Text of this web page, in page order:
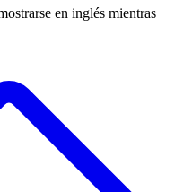
en inglés mientras